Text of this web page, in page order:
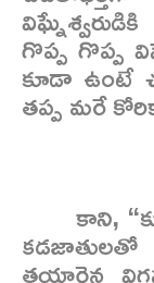
గొప్ప గొప్ప
కూడా ఉంటే
తప్ప మరే
కాని,